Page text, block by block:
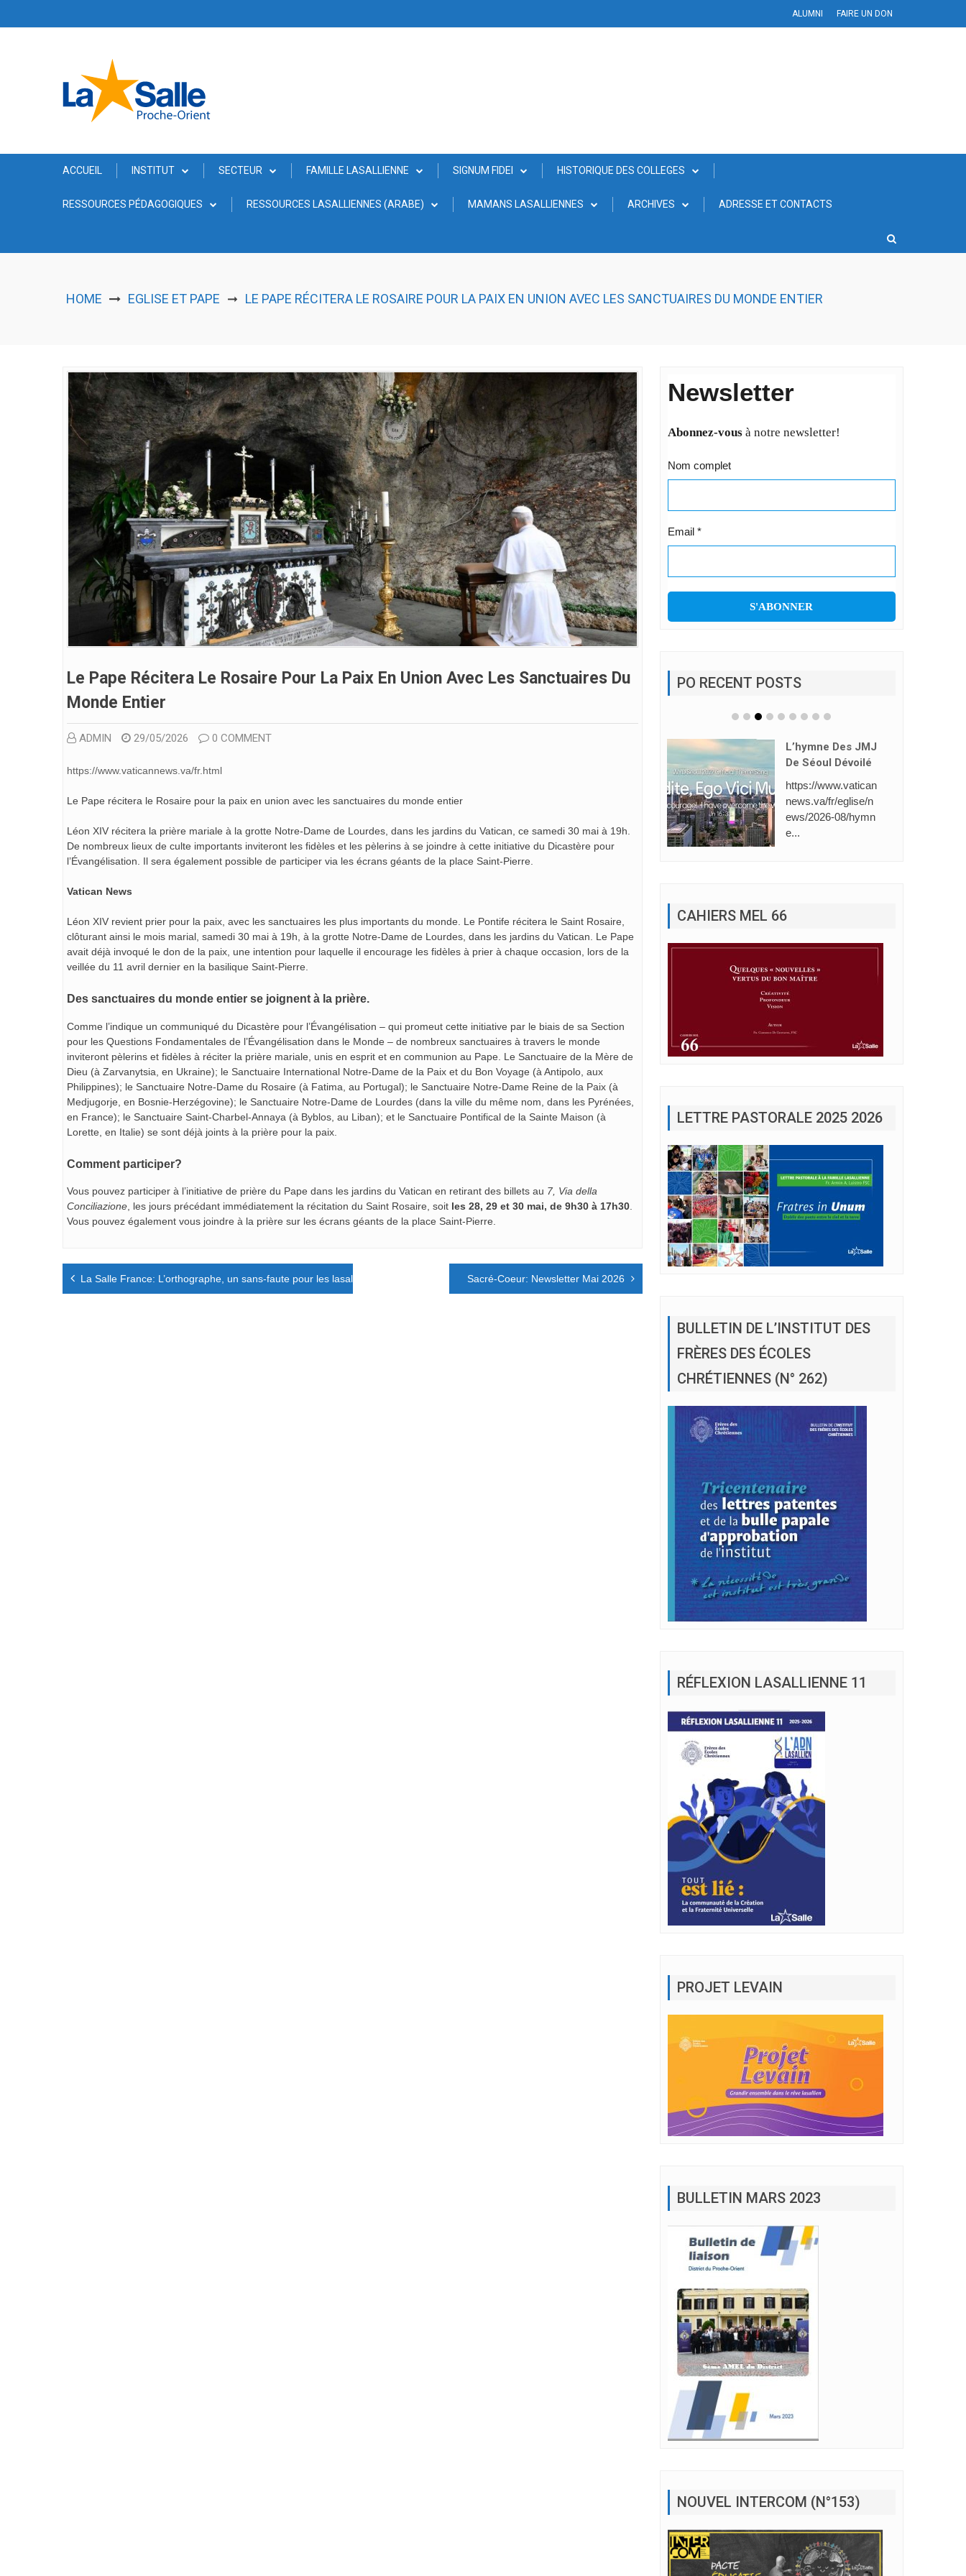
ALUMNI FAIRE UN DON
ACCUEIL INSTITUT SECTEUR FAMILLE LASALLIENNE SIGNUM FIDEI HISTORIQUE DES COLLEGES
RESSOURCES PÉDAGOGIQUES RESSOURCES LASALLIENNES (ARABE) MAMANS LASALLIENNES ARCHIVES ADRESSE ET CONTACTS
HOME EGLISE ET PAPE ➞ LE PAPE RÉCITERA LE ROSAIRE POUR LA PAIX EN UNION AVEC LES SANCTUAIRES DU MONDE ENTIER
Le Pape Récitera Le Rosaire Pour La Paix En Union Avec Les Sanctuaires Du
Monde Entier
ADMIN 29/05/2026 0 COMMENT
https://www.vaticannews.va/fr.html
Le Pape récitera le Rosaire pour la paix en union avec les sanctuaires du monde entier
Léon XIV récitera la prière mariale à la grotte Notre-Dame de Lourdes, dans les jardins du Vatican, ce samedi 30 mai à 19h.
De nombreux lieux de culte importants inviteront les fidèles et les pèlerins à se joindre à cette initiative du Dicastère pour
l’Évangélisation. Il sera également possible de participer via les écrans géants de la place Saint-Pierre.
Vatican News
Léon XIV revient prier pour la paix, avec les sanctuaires les plus importants du monde. Le Pontife récitera le Saint Rosaire,
clôturant ainsi le mois marial, samedi 30 mai à 19h, à la grotte Notre-Dame de Lourdes, dans les jardins du Vatican. Le Pape
avait déjà invoqué le don de la paix, une intention pour laquelle il encourage les fidèles à prier à chaque occasion, lors de la
veillée du 11 avril dernier en la basilique Saint-Pierre.
Des sanctuaires du monde entier se joignent à la prière.
Comme l’indique un communiqué du Dicastère pour l’Évangélisation – qui promeut cette initiative par le biais de sa Section
pour les Questions Fondamentales de l’Évangélisation dans le Monde – de nombreux sanctuaires à travers le monde
inviteront pèlerins et fidèles à réciter la prière mariale, unis en esprit et en communion au Pape. Le Sanctuaire de la Mère de
Dieu (à Zarvanytsia, en Ukraine); le Sanctuaire International Notre-Dame de la Paix et du Bon Voyage (à Antipolo, aux
Philippines); le Sanctuaire Notre-Dame du Rosaire (à Fatima, au Portugal); le Sanctuaire Notre-Dame Reine de la Paix (à
Medjugorje, en Bosnie-Herzégovine); le Sanctuaire Notre-Dame de Lourdes (dans la ville du même nom, dans les Pyrénées,
en France); le Sanctuaire Saint-Charbel-Annaya (à Byblos, au Liban); et le Sanctuaire Pontifical de la Sainte Maison (à
Lorette, en Italie) se sont déjà joints à la prière pour la paix.
Comment participer?
Vous pouvez participer à l’initiative de prière du Pape dans les jardins du Vatican en retirant des billets au 7, Via della
Conciliazione , les jours précédant immédiatement la récitation du Saint Rosaire, soit les 28, 29 et 30 mai, de 9h30 à 17h30
Vous pouvez également vous joindre à la prière sur les écrans géants de la place Saint-Pierre.
Navigation
de
La Salle France: L’orthographe, un sans-faute pour les lasalliens ! Sacré-Coeur: Newsletter Mai 2026
Newsletter
Abonnez-vousà notre newsletter!
Nom complet
Email *
PO RECENT POSTS
Saint-Gabriel: 1èr
E Place (Line Foll
Owing).
La Direction de l’Éc
ole Saint-Gabriel a
CAHIERS MEL 66
LETTRE PASTORALE 2025 2026
BULLETIN DE L’INSTITUT DES
FRÈRES DES ÉCOLES
CHRÉTIENNES (N° 262)
RÉFLEXION LASALLIENNE 11
PROJET LEVAIN
BULLETIN MARS 2023
NOUVEL INTERCOM (N°153)